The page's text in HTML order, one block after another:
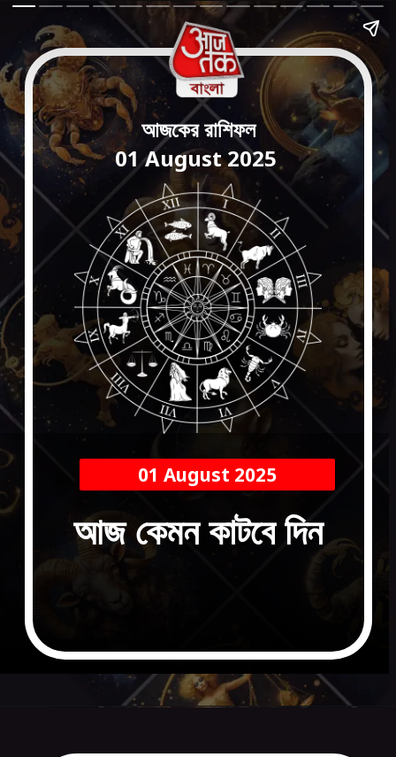
আজ কেমন কাটবে দিন
01 August 2025
আজকের রাশিফল
01 August 2025